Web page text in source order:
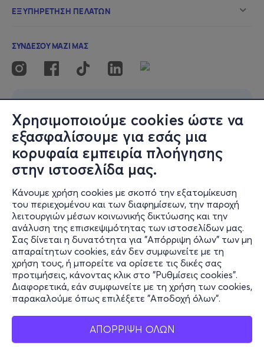
Χρησιμοποιούμε cookies ώστε να
εξασφαλίσουμε για εσάς μια
κορυφαία εμπειρία πλοήγησης
στην ιστοσελίδα μας.
Κάνουμε χρήση cookies με σκοπό την εξατομίκευση
του περιεχομένου και των διαφημίσεων, την παροχή
λειτουργιών μέσων κοινωνικής δικτύωσης και την
ανάλυση της επισκεψιμότητας των ιστοσελίδων μας.
Σας δίνεται η δυνατότητα για "Απόρριψη όλων" των μη
απαραίτητων cookies, εάν δεν συμφωνείτε με τη
χρήση τους, ή μπορείτε να ορίσετε τις δικές σας
προτιμήσεις, κάνοντας κλικ στο "Ρυθμίσεις cookies".
Διαφορετικά, εάν συμφωνείτε με τη χρήση των cookies,
παρακαλούμε όπως επιλέξετε "Αποδοχή όλων".
ΑΠΟΡΡΙΨΗ ΟΛΩΝ